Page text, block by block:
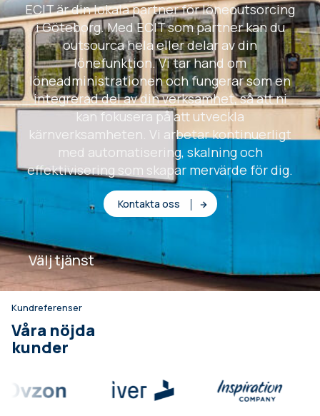
ECIT är din lokala partner för löneoutsorcing
i Göteborg. Med ECIT som partner kan du
outsourca hela eller delar av din
lönefunktion. Vi tar hand om
löneadministrationen och fungerar som en
integrerad del av din verksamhet, så att ni
kan fokusera på att utveckla
kärnverksamheten. Vi arbetar kontinuerligt
med automatisering, skalning och
effektivisering som skapar mervärde för dig.
Kontakta oss
Välj tjänst
Kundreferenser
Våra nöjda
kunder